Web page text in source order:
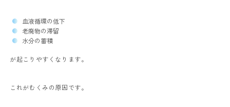
血液循環の低下
老廃物の滞留
水分の蓄積
が起こりやすくなります。
これがむくみの原因です。